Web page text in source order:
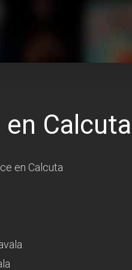
Calcuta
en Calcuta